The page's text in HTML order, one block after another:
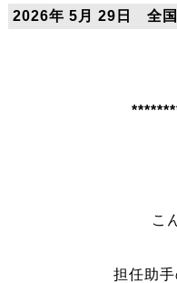
2026年 5月 29日 全国
こ
担任助手